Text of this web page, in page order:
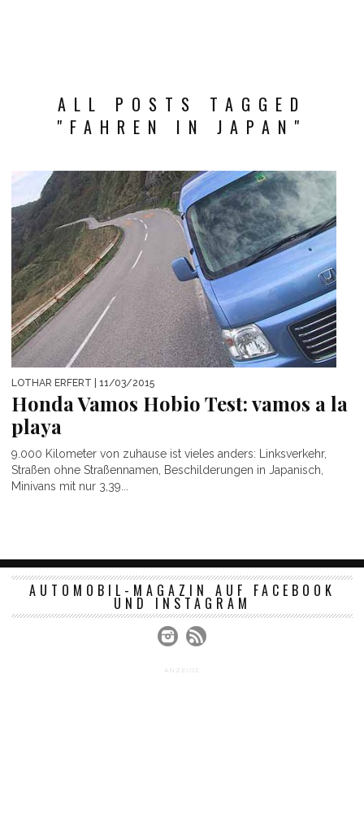
ALL POSTS TAGGED
"FAHREN IN JAPAN"
LOTHAR ERFERT | 11/03/2015
Honda Vamos Hobio Test: vamos a la
playa
9.000 Kilometer von zuhause ist vieles anders: Linksverkehr,
Straßen ohne Straßennamen, Beschilderungen in Japanisch,
Minivans mit nur 3,39...
AUTOMOBIL-MAGAZIN AUF FACEBOOK
UND INSTAGRAM
ANZEIGE